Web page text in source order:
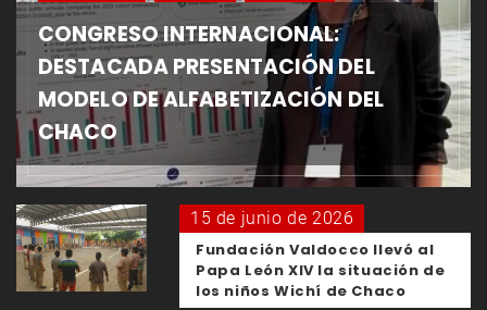
CONGRESO INTERNACIONAL:
DESTACADA PRESENTACIÓN DEL
MODELO DE ALFABETIZACIÓN DEL
CHACO
15 de junio de 2026
Fundación Valdocco llevó al
Papa León XIV la situación de
los niños Wichí de Chaco